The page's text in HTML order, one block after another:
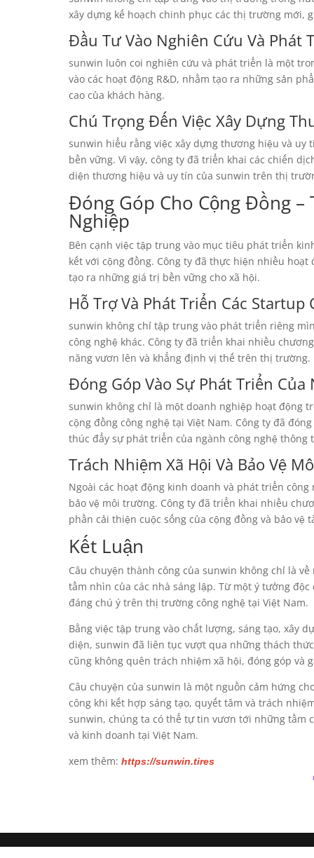
xây dựng kế hoạch chinh phục các thị trường
Đầu Tư Vào Nghiên Cứu Và Phát
sunwin luôn coi nghiên cứu và phát triển là một
vào các hoạt động R&D, nhằm tạo ra những sản
cao của khách hàng.
Chú Trọng Đến Việc Xây Dựng
sunwin hiểu rằng việc xây dựng thương hiệu và
bền vững. Vì vậy, công ty đã triển khai các chiến
diện thương hiệu và uy tín của sunwin trên thị
Đóng Góp Cho Cộng Đồng –
Nghiệp
Bên cạnh việc tập trung vào mục tiêu phát triển
kết với cộng đồng. Công ty đã thực hiện nhiều
tạo ra những giá trị bền vững cho xã hội.
Hỗ Trợ Và Phát Triển Các Startup
sunwin không chỉ tập trung vào phát triển riêng
công nghệ khác. Công ty đã triển khai nhiều
năng vươn lên và khẳng định vị thế trên thị trường.
Đóng Góp Vào Sự Phát Triển
sunwin không chỉ là một doanh nghiệp hoạt động
cộng đồng công nghệ tại Việt Nam. Công ty đã
thúc đẩy sự phát triển của ngành công nghệ thông
Trách Nhiệm Xã Hội Và Bảo Vệ
Ngoài các hoạt động kinh doanh và phát triển
bảo vệ môi trường. Công ty đã triển khai nhiều
phần cải thiện cuộc sống của cộng đồng và bảo vệ
Kết Luận
Câu chuyện thành công của sunwin không chỉ là
tầm nhìn của các nhà sáng lập. Từ một ý tưởng
đáng chú ý trên thị trường công nghệ tại Việt Nam.
Bằng việc tập trung vào chất lượng, sáng tạo, xây
diện, sunwin đã liên tục vượt qua những thách
cũng không quên trách nhiệm xã hội, đóng góp và
Câu chuyện của sunwin là một nguồn cảm hứng
công khi kết hợp sáng tạo, quyết tâm và trách
sunwin, chúng ta có thể tự tin vươn tới những tầm
và kinh doanh tại Việt Nam.
xem thêm: https://sunwin.tires